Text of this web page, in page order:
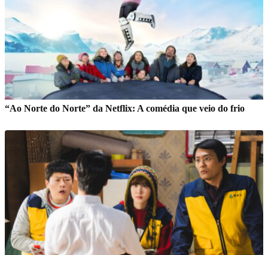
“Ao Norte do Norte” da Netflix: A comédia que veio do frio